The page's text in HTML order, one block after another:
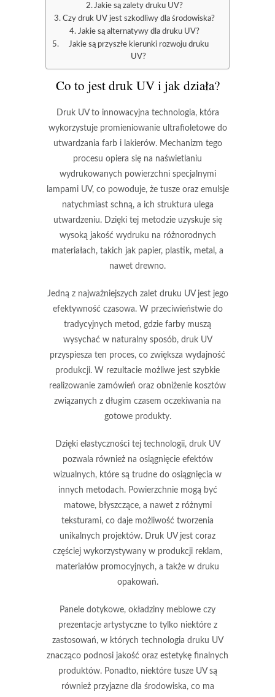
Jakie są zalety druku UV?
Czy druk UV jest szkodliwy dla środowiska?
Jakie są alternatywy dla druku UV?
Jakie są przyszłe kierunki rozwoju druku
UV?
Co to jest druk UV i jak działa?
Druk UV to innowacyjna technologia, która
wykorzystuje promieniowanie ultrafioletowe do
utwardzania farb i lakierów. Mechanizm tego
procesu opiera się na naświetlaniu
wydrukowanych powierzchni specjalnymi
lampami UV, co powoduje, że tusze oraz emulsje
natychmiast schną, a ich struktura ulega
utwardzeniu. Dzięki tej metodzie uzyskuje się
wysoką jakość wydruku na różnorodnych
materiałach, takich jak papier, plastik, metal, a
nawet drewno.
Jedną z najważniejszych zalet druku UV jest jego
efektywność czasowa. W przeciwieństwie do
tradycyjnych metod, gdzie farby muszą
wysychać w naturalny sposób, druk UV
przyspiesza ten proces, co zwiększa wydajność
produkcji. W rezultacie możliwe jest szybkie
realizowanie zamówień oraz obniżenie kosztów
związanych z długim czasem oczekiwania na
gotowe produkty.
Dzięki elastyczności tej technologii, druk UV
pozwala również na osiągnięcie efektów
wizualnych, które są trudne do osiągnięcia w
innych metodach. Powierzchnie mogą być
matowe, błyszczące, a nawet z różnymi
teksturami, co daje możliwość tworzenia
unikalnych projektów. Druk UV jest coraz
częściej wykorzystywany w produkcji reklam,
materiałów promocyjnych, a także w druku
opakowań.
Panele dotykowe, okładziny meblowe czy
prezentacje artystyczne to tylko niektóre z
zastosowań, w których technologia druku UV
znacząco podnosi jakość oraz estetykę finalnych
produktów. Ponadto, niektóre tusze UV są
również przyjazne dla środowiska, co ma